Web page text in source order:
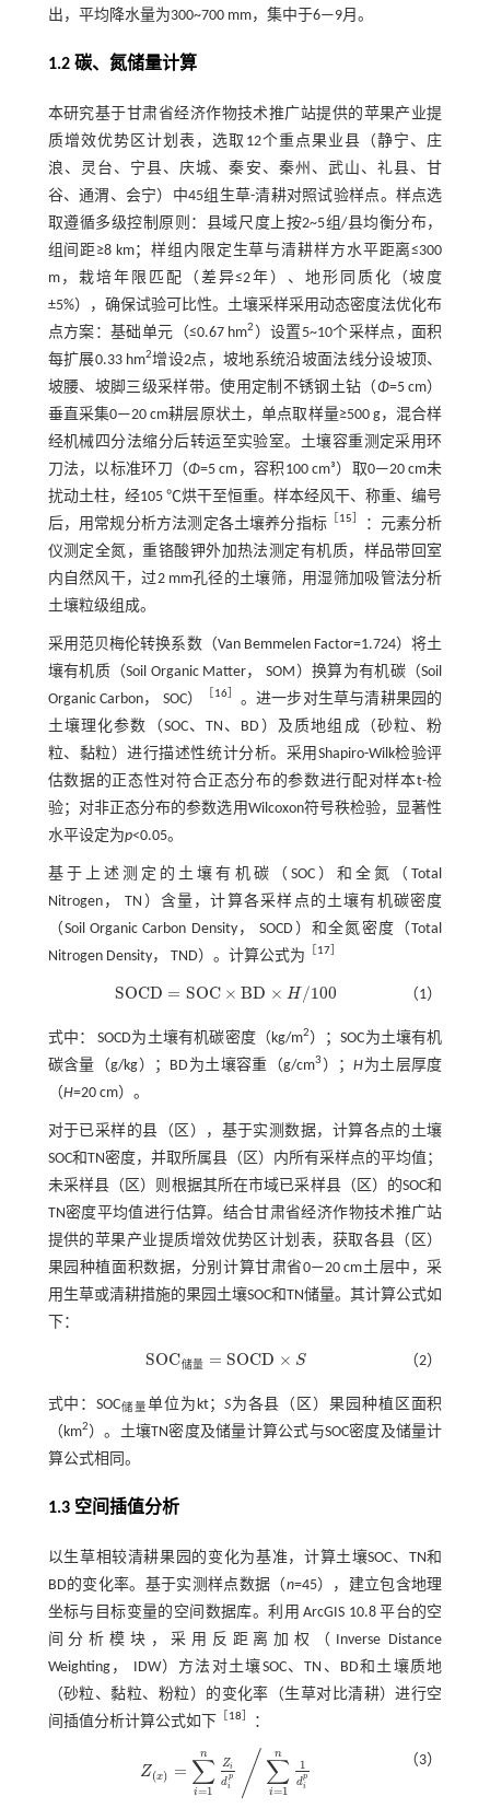
出，平均降水量为300~700 mm，集中于6—9月。
1.2 碳、氮储量计算
本研究基于甘肃省经济作物技术推广站提供的苹果产业提
质增效优势区计划表，选取12个重点果业县（静宁、庄
浪、灵台、宁县、庆城、秦安、秦州、武山、礼县、甘
谷、通渭、会宁）中45组生草-清耕对照试验样点。样点选
取遵循多级控制原则：县域尺度上按2~5组/县均衡分布，
组间距≥8 km；样组内限定生草与清耕样方水平距离≤300
m，栽培年限匹配（差异≤2年）、地形同质化（坡度
±5%），确保试验可比性。土壤采样采用动态密度法优化布
点方案：基础单元（≤0.67 hm2 ）设置5~10个采样点，面积
每扩展0.33 hm2增设2点，坡地系统沿坡面法线分设坡顶、
坡腰、坡脚三级采样带。使用定制不锈钢土钻（Φ=5 cm）
垂直采集0—20 cm耕层原状土，单点取样量≥500 g，混合样
经机械四分法缩分后转运至实验室。土壤容重测定采用环
刀法，以标准环刀（Φ=5 cm，容积100 cm³）取0—20 cm未
扰动土柱，经105 ℃烘干至恒重。样本经风干、称重、编号
后，用常规分析方法测定各土壤养分指标 ［15］
：元素分析
仪测定全氮，重铬酸钾外加热法测定有机质，样品带回室
内自然风干，过2 mm孔径的土壤筛，用湿筛加吸管法分析
土壤粒级组成。
采用范贝梅伦转换系数（Van Bemmelen Factor=1.724）将土
壤有机质（Soil Organic Matter， SOM）换算为有机碳（Soil
Organic Carbon， SOC）
［16］ 。进一步对生草与清耕果园的
土壤理化参数（SOC、TN、BD）及质地组成（砂粒、粉
粒、黏粒）进行描述性统计分析。采用Shapiro-Wilk检验评
估数据的正态性对符合正态分布的参数进行配对样本t-检
验；对非正态分布的参数选用Wilcoxon符号秩检验，显著性
水平设定为p<0.05。
基于上述测定的土壤有机碳（SOC）和全氮（Total
Nitrogen， TN）含量，计算各采样点的土壤有机碳密度
（Soil Organic Carbon Density， SOCD）和全氮密度（Total
Nitrogen Density， TND）。计算公式为 ［17］
SOCD = SOC × BD × H /100
SOCD=S OC ×BD×H /100 （1）
式中： SOCD为土壤有机碳密度（kg/m2）；SOC为土壤有机
碳含量（g/kg）；BD为土壤容重（g/cm3 ）；H为土层厚度
（H=20 cm）。
对于已采样的县（区），基于实测数据，计算各点的土壤
SOC和TN密度，并取所属县（区）内所有采样点的平均值；
未采样县（区）则根据其所在市域已采样县（区）的SOC和
TN密度平均值进行估算。结合甘肃省经济作物技术推广站
提供的苹果产业提质增效优势区计划表，获取各县（区）
果园种植面积数据，分别计算甘肃省0—20 cm土层中，采
用生草或清耕措施的果园土壤SOC和TN储量。其计算公式如
下：
SOC储量 = SOCD × S
SOC储量= SO CD×S （2）
式中：SOC储量单位为kt； S为各县（区）果园种植区面积
（km2）。土壤TN密度及储量计算公式与SOC密度及储量计
算公式相同。
1.3 空间插值分析
以生草相较清耕果园的变化为基准，计算土壤SOC、TN和
BD的变化率。基于实测样点数据（n=45），建立包含地理
坐标与目标变量的空间数据库。利用 ArcGIS 10.8 平台的空
间分析模块，采用反距离加权（Inverse Distance
Weighting， IDW）方法对土壤SOC、TN、BD和土壤质地
（砂粒、黏粒、粉粒）的变化率（生草对比清耕）进行空
间插值分析计算公式如下［18］ ：
Z(x) = ∑
i=1
n
Zi
dp
i
/ ∑
i=1
n
1
dp
i
Z(x)= ∑i= 1n dip∕ ∑i= n1 p
（3）